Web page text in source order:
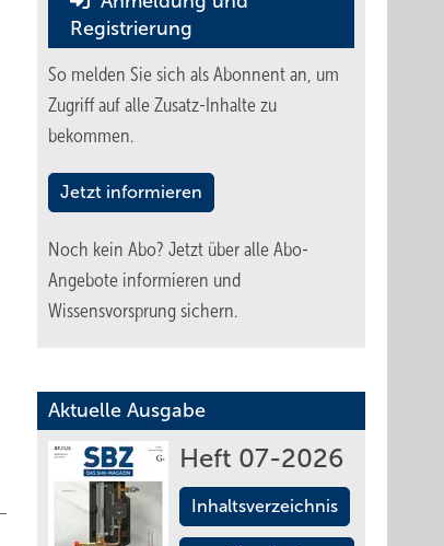
Registrierung
So melden Sie sich als Abonnent an, um
Zugriff auf alle Zusatz-Inhalte zu
bekommen.
Jetzt informieren
Noch kein Abo? Jetzt über alle Abo-
Angebote informieren und
Wissensvorsprung sichern.
Aktuelle Ausgabe
Heft 07-2026
Inhaltsverzeichnis